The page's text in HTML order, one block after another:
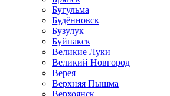
Бугульма
Будённовск
Бузулук
Буйнакск
Великие Луки
Великий Новгород
Верея
Верхняя Пышма
Верхоянск